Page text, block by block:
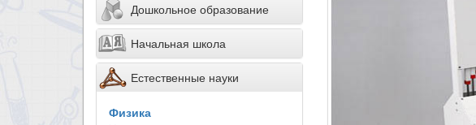
Дошкольное образование
Начальная школа
Естественные науки
Физика